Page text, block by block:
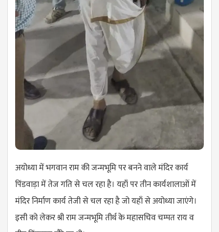
अयोध्या में भगवान राम की जन्मभूमि पर बनने वाले मंदिर कार्य
पिंडवाड़ा में तेज गति से चल रहा है। यहाँ पर तीन कार्यशालाओं में
मंदिर निर्माण कार्य तेजी से चल रहा है जो यहाँ से अयोध्या जाएंगे।
इसी को लेकर श्री राम जन्मभूमि तीर्थ के महासचिव चम्पत राय व